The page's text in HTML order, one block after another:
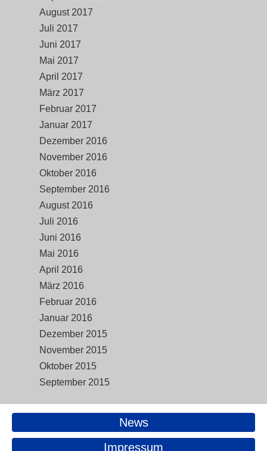
August 2017
Juli 2017
Juni 2017
Mai 2017
April 2017
März 2017
Februar 2017
Januar 2017
Dezember 2016
November 2016
Oktober 2016
September 2016
August 2016
Juli 2016
Juni 2016
Mai 2016
April 2016
März 2016
Februar 2016
Januar 2016
Dezember 2015
November 2015
Oktober 2015
September 2015
News
Impressum